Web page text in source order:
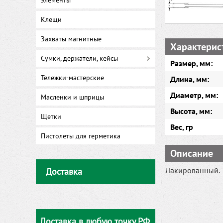
Клещи
Захваты магнитные
Сумки, держатели, кейсы
Тележки-мастерские
Масленки и шприцы
Щетки
Пистолеты для герметика
Доставка
Размер, мм:
Длина, мм:
Диаметр, мм:
Высота, мм:
Вес, гр
Описание
Лакированный.